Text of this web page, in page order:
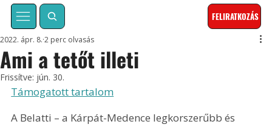
FELIRATKOZÁS
Ami a tetőt illeti
2022. ápr. 8. 2 perc olvasás
Frissítve: jún. 30.
Támogatott tartalom
A Belatti – a Kárpát-Medence legkorszerűbb és